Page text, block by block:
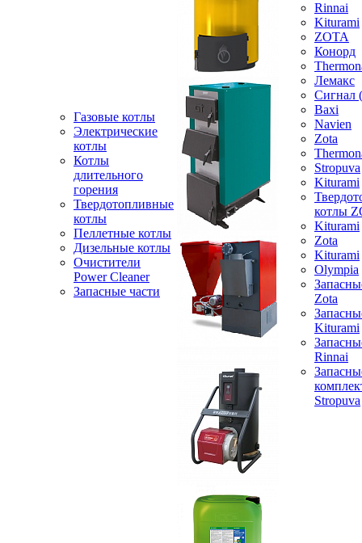
Газовые котлы
Электрические
котлы
Котлы
длительного
горения
Твердотопливные
котлы
Пеллетные котлы
Дизельные котлы
Очистители
Power Cleaner
Запасные части
Rinnai
Kiturami
ZOTA
Конорд
Лемакс
Baxi
Navien
Zota
Stropuva
Kiturami
котлы
Kiturami
Zota
Kiturami
Olympia
Zota
Kiturami
Rinnai
Stropuva